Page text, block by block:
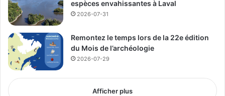
espèces envahissantes à Laval
2026-07-31
Remontez le temps lors de la 22e édition
du Mois de l’archéologie
2026-07-29
Afficher plus